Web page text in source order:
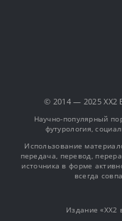
© 2014 — 2025
Научно-популярный
футурология,
Использование
передача, перевод,
источника в форме
всегда
Издание «XX2